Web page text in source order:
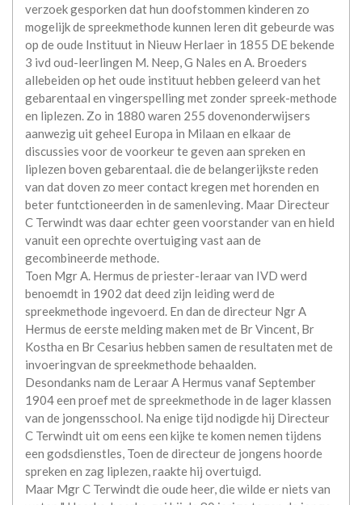
verzoek gesporken dat hun doofstommen kinderen zo
mogelijk de spreekmethode kunnen leren dit gebeurde was
op de oude Instituut in Nieuw Herlaer in 1855 DE bekende
3 ivd oud-leerlingen M. Neep, G Nales en A. Broeders
allebeiden op het oude instituut hebben geleerd van het
gebarentaal en vingerspelling met zonder spreek-methode
en liplezen. Zo in 1880 waren 255 dovenonderwijsers
aanwezig uit geheel Europa in Milaan en elkaar de
discussies voor de voorkeur te geven aan spreken en
liplezen boven gebarentaal. die de belangerijkste reden
van dat doven zo meer contact kregen met horenden en
beter funtctioneerden in de samenleving. Maar Directeur
C Terwindt was daar echter geen voorstander van en hield
vanuit een oprechte overtuiging vast aan de
gecombineerde methode.
Toen Mgr A. Hermus de priester-leraar van IVD werd
benoemdt in 1902 dat deed zijn leiding werd de
spreekmethode ingevoerd. En dan de directeur Ngr A
Hermus de eerste melding maken met de Br Vincent, Br
Kostha en Br Cesarius hebben samen de resultaten met de
invoeringvan de spreekmethode behaalden.
Desondanks nam de Leraar A Hermus vanaf September
1904 een proef met de spreekmethode in de lager klassen
van de jongensschool. Na enige tijd nodigde hij Directeur
C Terwindt uit om eens een kijke te komen nemen tijdens
een godsdienstles, Toen de directeur de jongens hoorde
spreken en zag liplezen, raakte hij overtuigd.
Maar Mgr C Terwindt die oude heer, die wilde er niets van